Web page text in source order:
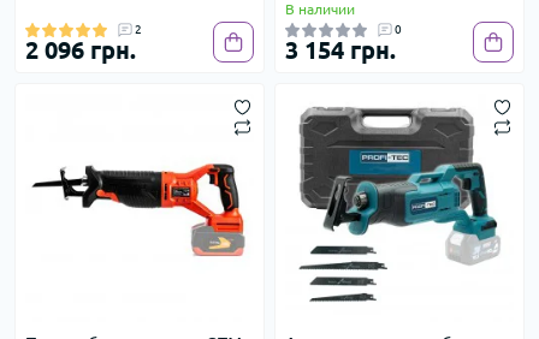
2
2 096 грн.
В наличии
0
3 154 грн.